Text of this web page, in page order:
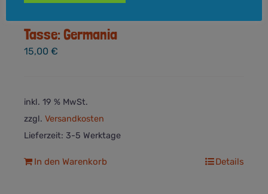
Tasse: Germania
15,00 €
inkl. 19 % MwSt.
zzgl. Versandkosten
Lieferzeit: 3-5 Werktage
In den Warenkorb Details